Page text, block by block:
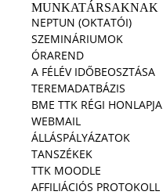
MUNKATÁRSAKNAK
NEPTUN (OKTATÓI)
SZEMINÁRIUMOK
ÓRAREND
A FÉLÉV IDŐBEOSZTÁSA
TEREMADATBÁZIS
BME TTK RÉGI HONLAPJA
WEBMAIL
ÁLLÁSPÁLYÁZATOK
TANSZÉKEK
TTK MOODLE
AFFILIÁCIÓS PROTOKOLL